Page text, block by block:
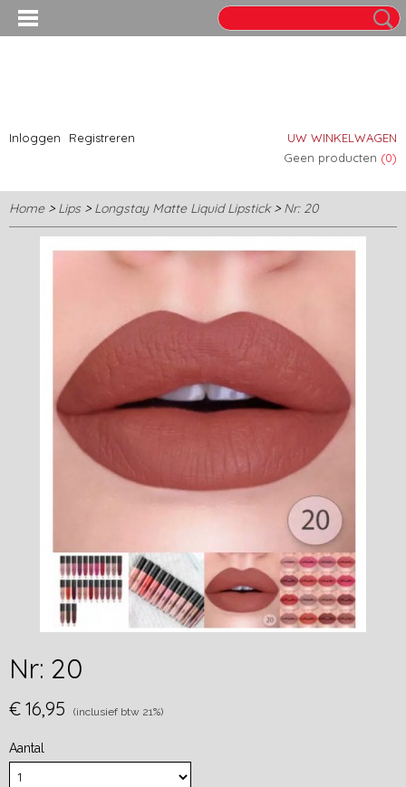
Inloggen Registreren
UW WINKELWAGEN
Geen producten (0)
Home> Lips > Longstay Matte Liquid Lipstick> Nr: 20
Nr: 20
€ 16,95 (inclusief btw 21%)
Aantal